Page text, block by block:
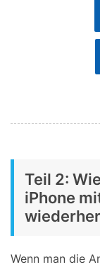
Teil 2:
iPhone
Wenn man die